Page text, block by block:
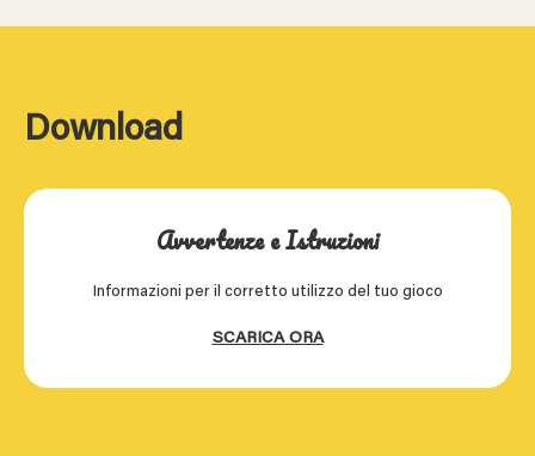
Download
Avvertenze e Istruzioni
Informazioni per il corretto utilizzo del tuo gioco
SCARICA ORA